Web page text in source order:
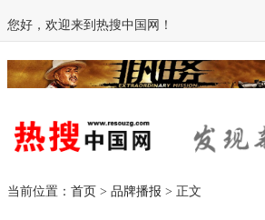
您好，欢迎来到热搜中国网！
当前位置： 首页 > 品牌播报 > 正文